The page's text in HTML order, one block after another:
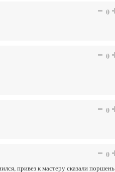
0
0
0
0
привез к мастеру сказали поршень